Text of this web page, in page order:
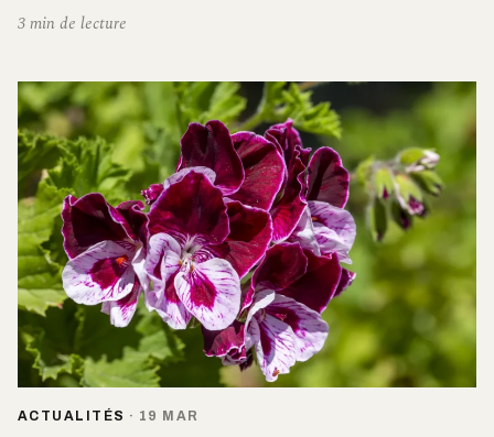
3 min de lecture
ACTUALITÉS · 19 MAR